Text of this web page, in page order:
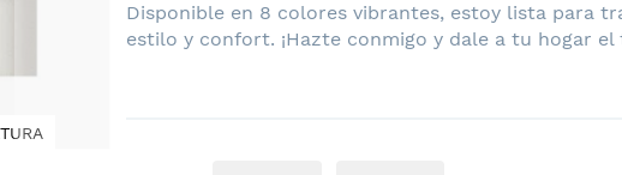
Disponible en 8 colores vibrantes, estoy lista para
estilo y confort. ¡Hazte conmigo y dale a tu hogar